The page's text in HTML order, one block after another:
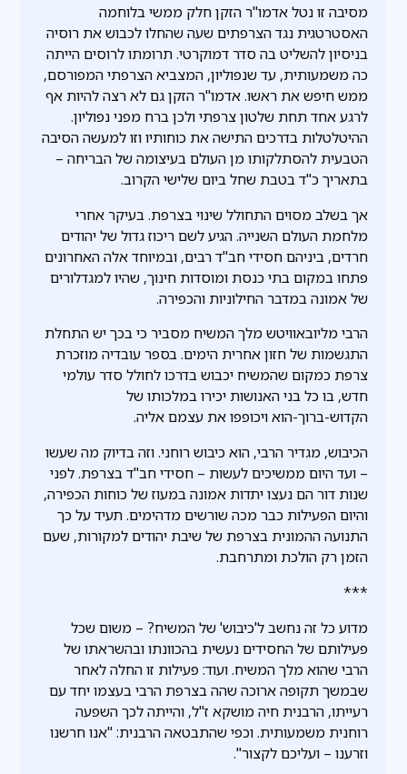
מסיבה זו נטל אדמו"ר הזקן חלק ממשי בלוחמה
האסטרטגית נגד הצרפתים שעה שהחלו לכבוש את רוסיה
בניסיון להשליט בה סדר דמוקרטי. תרומתו לרוסים הייתה
כה משמעותית, עד שנפוליון, המצביא הצרפתי המפורסם,
ממש חיפש את ראשו. אדמו"ר הזקן גם לא רצה להיות אף
לרגע אחד תחת שלטון צרפתי ולכן ברח מפני נפוליון.
ההיטלטלות בדרכים התישה את כוחותיו וזו למעשה הסיבה
הטבעית להסתלקותו מן העולם בעיצומה של הבריחה –
בתאריך כ"ד בטבת שחל ביום שלישי הקרוב.
אך בשלב מסוים התחולל שינוי בצרפת. בעיקר אחרי
מלחמת העולם השנייה. הגיע לשם ריכוז גדול של יהודים
חרדים, ביניהם חסידי חב"ד רבים, ובמיוחד אלה האחרונים
פתחו במקום בתי כנסת ומוסדות חינוך, שהיו למגדלורים
של אמונה במדבר החילוניות והכפירה.
הרבי מליובאוויטש מלך המשיח מסביר כי בכך יש התחלת
התגשמות של חזון אחרית הימים. בספר עובדיה מוזכרת
צרפת כמקום שהמשיח יכבוש בדרכו לחולל סדר עולמי
חדש, בו כל בני האנושות יכירו במלכותו של
הקדוש-ברוך-הוא ויכופפו את עצמם אליה.
הכיבוש, מגדיר הרבי, הוא כיבוש רוחני. וזה בדיוק מה שעשו
– ועד היום ממשיכים לעשות – חסידי חב"ד בצרפת. לפני
שנות דור הם נעצו יתדות אמונה במעוז של כוחות הכפירה,
והיום הפעילות כבר מכה שורשים מדהימים. תעיד על כך
התנועה ההמונית בצרפת של שיבת יהודים למקורות, שעם
הזמן רק הולכת ומתרחבת.
***
מדוע כל זה נחשב ל'כיבוש' של המשיח? – משום שכל
פעילותם של החסידים נעשית בהכוונתו ובהשראתו של
הרבי שהוא מלך המשיח. ועוד: פעילות זו החלה לאחר
שבמשך תקופה ארוכה שהה בצרפת הרבי בעצמו יחד עם
רעייתו, הרבנית חיה מושקא ז"ל, והייתה לכך השפעה
רוחנית משמעותית. וכפי שהתבטאה הרבנית: "אנו חרשנו
וזרענו – ועליכם לקצור".